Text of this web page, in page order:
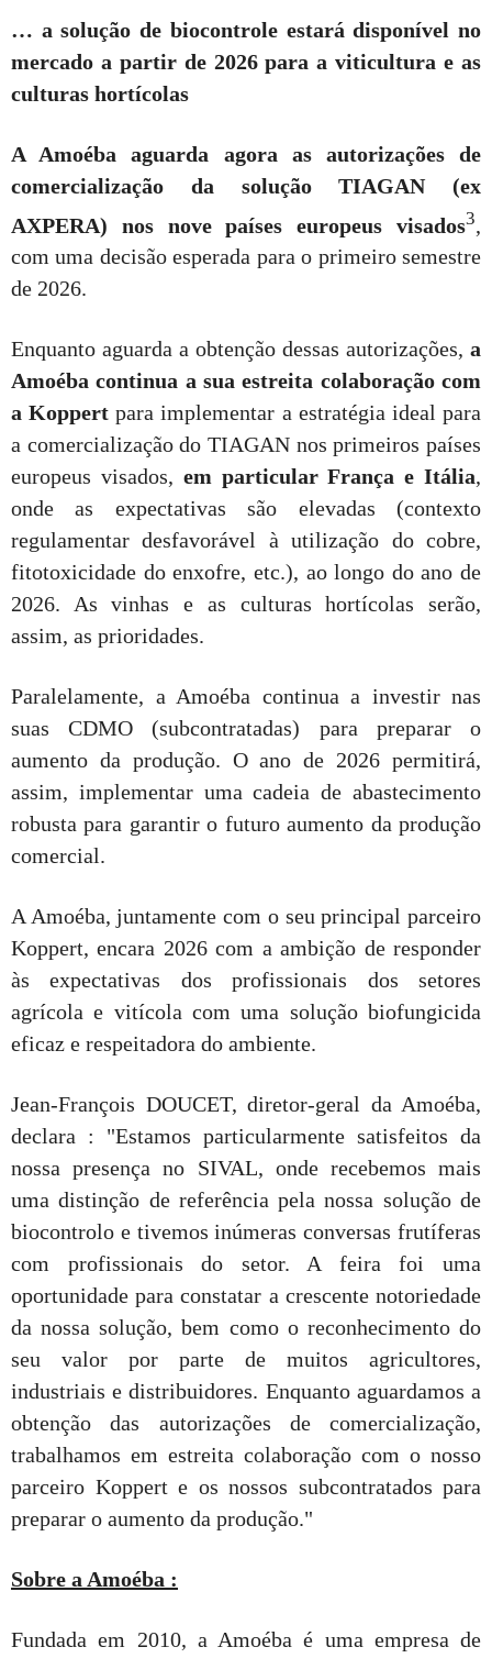
… a solução de biocontrole estará disponível no
mercado a partir de 2026 para a viticultura e as
culturas hortícolas
A Amoéba aguarda agora as autorizações de
comercialização da solução TIAGAN (ex
AXPERA) nos nove países europeus visados3
com uma decisão esperada para o primeiro semestre
de 2026.
Enquanto aguarda a obtenção dessas autorizações, a
Amoéba continua a sua estreita colaboração com
a Koppertpara implementar a estratégia ideal para
a comercialização do TIAGAN nos primeiros países
europeus visados, em particular França e Itália,
onde as expectativas são elevadas (contexto
regulamentar desfavorável à utilização do cobre,
fitotoxicidade do enxofre, etc.), ao longo do ano de
2026. As vinhas e as culturas hortícolas serão,
assim, as prioridades.
Paralelamente, a Amoéba continua a investir nas
suas CDMO (subcontratadas) para preparar o
aumento da produção. O ano de 2026 permitirá,
assim, implementar uma cadeia de abastecimento
robusta para garantir o futuro aumento da produção
comercial.
A Amoéba, juntamente com o seu principal parceiro
Koppert, encara 2026 com a ambição de responder
às expectativas dos profissionais dos setores
agrícola e vitícola com uma solução biofungicida
eficaz e respeitadora do ambiente.
Jean-François DOUCET, diretor-geral da Amoéba,
declara : "Estamos particularmente satisfeitos da
nossa presença no SIVAL, onde recebemos mais
uma distinção de referência pela nossa solução de
biocontrolo e tivemos inúmeras conversas frutíferas
com profissionais do setor. A feira foi uma
oportunidade para constatar a crescente notoriedade
da nossa solução, bem como o reconhecimento do
seu valor por parte de muitos agricultores,
industriais e distribuidores. Enquanto aguardamos a
obtenção das autorizações de comercialização,
trabalhamos em estreita colaboração com o nosso
parceiro Koppert e os nossos subcontratados para
preparar o aumento da produção."
Sobre a Amoéba :
Fundada em 2010, a Amoéba é uma empresa de